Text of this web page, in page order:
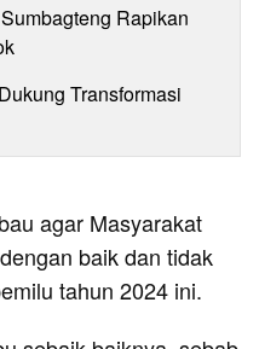
Rapikan
Transformasi
agar Masyarakat
baik dan tidak
tahun 2024 ini.